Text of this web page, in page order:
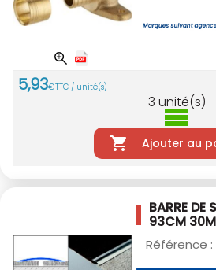
5,93€TTC / unité(s)
3 unité(s)
Ajouter au
BARRE DE
93CM
Référence :